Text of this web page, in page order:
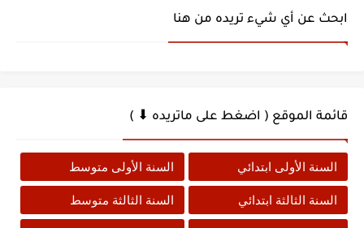
ابحث عن أي شيء تريده من هنا
قائمة الموقع ( اضغط على ماتريده ⬇ )
السنة الأولى ابتدائي السنة الأولى متوسط
السنة الثالثة ابتدائي السنة الثالثة متوسط